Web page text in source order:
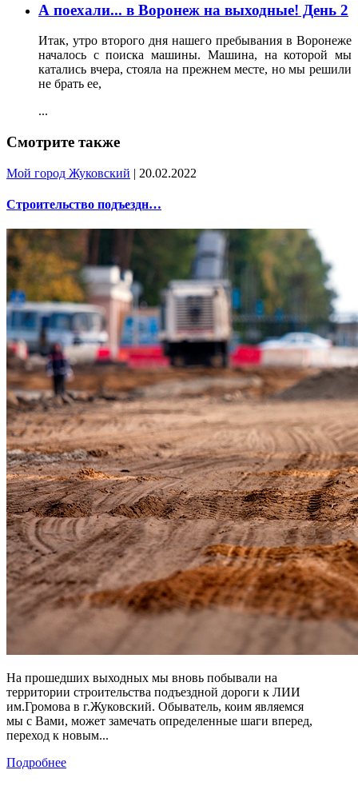
А поехали... в Воронеж на выходные! День 2
Итак, утро второго дня нашего пребывания в Воронеже
началось с поиска машины. Машина, на которой мы
катались вчера, стояла на прежнем месте, но мы решили
не брать ее,
...
Смотрите также
Мой город Жуковский | 20.02.2022
Строительство подъездн…
На прошедших выходных мы вновь побывали на
территории строительства подъездной дороги к ЛИИ
им.Громова в г.Жуковский. Обыватель, коим являемся
мы с Вами, может замечать определенные шаги вперед,
переход к новым...
Подробнее